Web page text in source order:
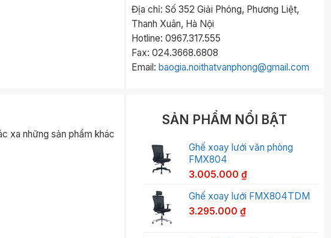
Địa chỉ: Số 352 Giải Phóng, Phương Liệt,
Thanh Xuân, Hà Nội
Hotline: 0967.317.555
Fax: 024.3668.6808
Email: baogia.noithatvanphong@gmail.com
xa những sản phẩm khác
SẢN PHẨM NỔI BẬT
Ghế xoay lưới văn phòng
FMX804
3.005.000₫
Ghế xoay lưới FMX804TDM
3.295.000₫